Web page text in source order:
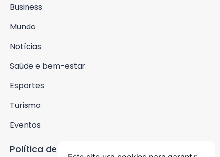
Business
Mundo
Notícias
Saúde e bem-estar
Esportes
Turismo
Eventos
Política de Privacidade